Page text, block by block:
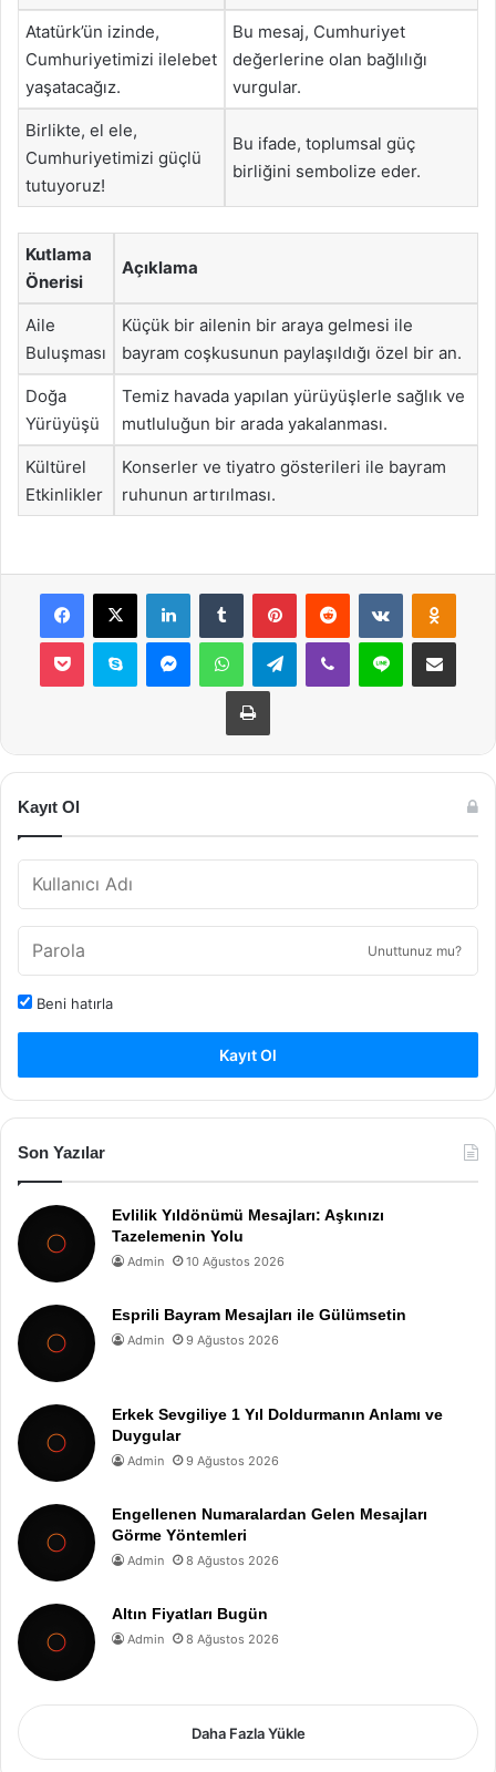
Atatürk’ün izinde,
Cumhuriyetimizi ilelebet
yaşatacağız.
Bu mesaj, Cumhuriyet
değerlerine olan bağlılığı
vurgular.
Birlikte, el ele,
Cumhuriyetimizi güçlü
tutuyoruz!
Bu ifade, toplumsal güç
birliğini sembolize eder.
Kutlama
Önerisi
Açıklama
Aile
Buluşması
Küçük bir ailenin bir araya gelmesi ile
bayram coşkusunun paylaşıldığı özel bir an.
Doğa
Yürüyüşü
Temiz havada yapılan yürüyüşlerle sağlık ve
mutluluğun bir arada yakalanması.
Kültürel
Etkinlikler
Konserler ve tiyatro gösterileri ile bayram
ruhunun artırılması.
Facebook
X LinkedInTumblr PinterestReddit VKontakte
Pocket Skype MessengerWhatsAppTelegramViber Line E-Posta ile
Yazdır
Kayıt Ol
Unuttunuz mu?
Beni hatırla
Kayıt Ol
Son Yazılar
Evlilik Yıldönümü Mesajları: Aşkınızı
Tazelemenin Yolu
Admin 10 Ağustos 2026
Esprili Bayram Mesajları ile Gülümsetin
Admin 9 Ağustos 2026
Erkek Sevgiliye 1 Yıl Doldurmanın Anlamı ve
Duygular
Admin 9 Ağustos 2026
Engellenen Numaralardan Gelen Mesajları
Görme Yöntemleri
Admin 8 Ağustos 2026
Altın Fiyatları Bugün
Admin 8 Ağustos 2026
Daha Fazla Yükle